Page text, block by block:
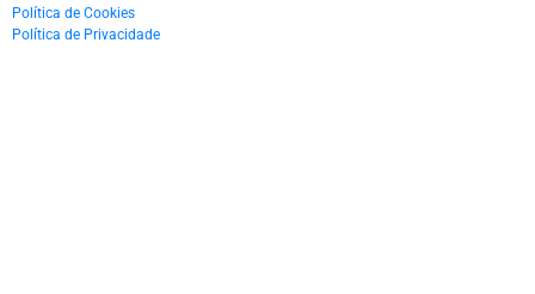
Política de Cookies
Política de Privacidade